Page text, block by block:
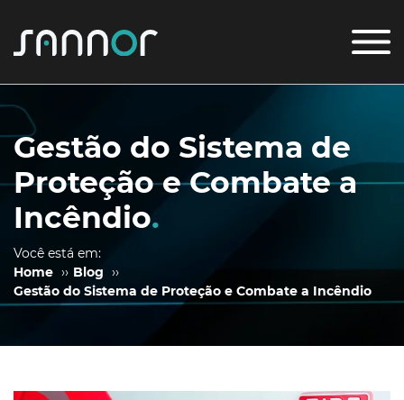
Gestão do Sistema de
Proteção e Combate a
Incêndio.
Você está em:
Home ›› Blog ››
Gestão do Sistema de Proteção e Combate a Incêndio